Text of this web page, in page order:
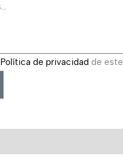
Política de privacidad de